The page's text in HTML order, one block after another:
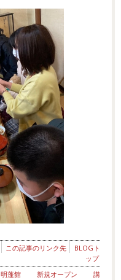
この記事のリンク先
BLOGト
ップ
明蓬館 新規オープン
講